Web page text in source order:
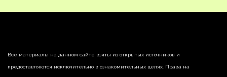
Все материалы на данном сайте взяты из открытых источников и
предоставляются исключительно в ознакомительных целях. Права на